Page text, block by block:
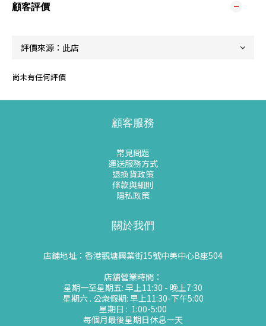
顧客評價
尚未有任何評價
顧客服務
常見問題
運送服務方式
退換貨政策
條款與細則
隱私政策
關於我們
店鋪地址：香港觀塘興業街15號中美中心B座504
店舖營業時間：
星期一至星期五: 早上11:30 - 晚上7:30
星期六 . 公衆假期: 早上11:30-下午5:00
星期日 : 1:00-5:00
每個月最後星期日休息一天